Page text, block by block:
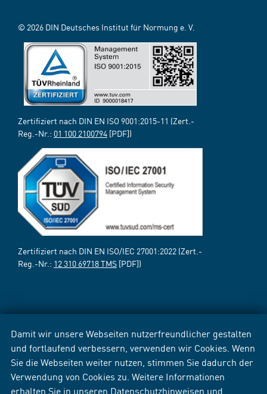
Damit wir unsere Webseiten nutzerfreundlicher gestalten
und fortlaufend verbessern, verwenden wir Cookies. Wenn
Sie die Webseiten weiter nutzen, stimmen Sie dadurch der
Verwendung von Cookies zu. Weitere Informationen
erhalten Sie in unseren Datenschutzhinweisen und
© 2026 DIN Deutsches Institut für Normung e. V.
Zertifiziert nach DIN EN ISO 9001:2015-11 (Zert.-
Reg.-Nr.: 01 100 2100794 [PDF])
Zertifiziert nach DIN EN ISO/IEC 27001:2022 (Zert.-
Reg.-Nr.: 12 310 69718 TMS [PDF])